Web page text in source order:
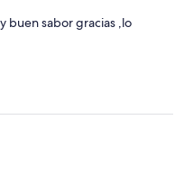
buen sabor gracias ,lo